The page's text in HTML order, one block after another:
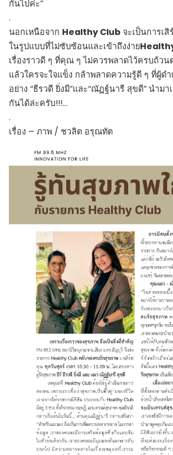
กันไปค่ะ”
.
นอกเหนือจาก Healthy Club จะเป็นการเ
ในรูปแบบที่ไม่ซับซ้อนและเข้าถึงง่าย
เรื่องราวดี ๆ ที่คุณ ๆ ไม่ควรพลาดไว้ครบถ้ว
แล้วใครจะใจแข็ง กล้าพลาดความรู้ดี ๆ ที่ผู้ด
อย่าง “ธีรวดี ยิ่งมี”และ“ณัฏฐ์นารี สุขดี” นำม
กันได้ล่ะครับ!!!…
.
เรื่อง – ภาพ / ชวลิต อรุณทัต